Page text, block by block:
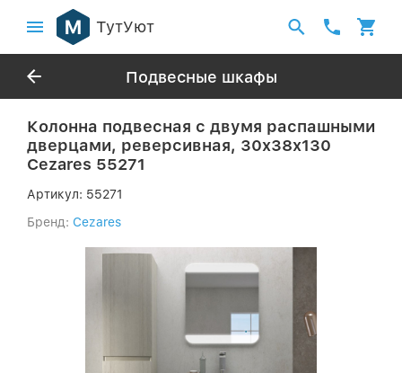
ТутУют
Подвесные шкафы
Колонна подвесная с двумя распашными
дверцами, реверсивная, 30x38x130
Cezares 55271
Артикул: 55271
Бренд: Cezares